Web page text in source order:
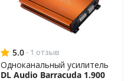
5.0 · 1 отзыв
Одноканальный усилитель
DL Audio Barracuda 1.900